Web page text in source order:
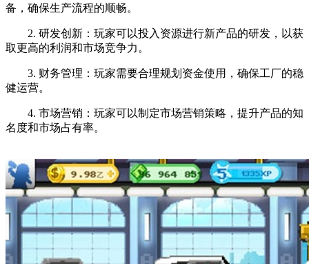
备，确保生产流程的顺畅。
2. 研发创新：玩家可以投入资源进行新产品的研发，以获
取更高的利润和市场竞争力。
3. 财务管理：玩家需要合理规划资金使用，确保工厂的稳
健运营。
4. 市场营销：玩家可以制定市场营销策略，提升产品的知
名度和市场占有率。